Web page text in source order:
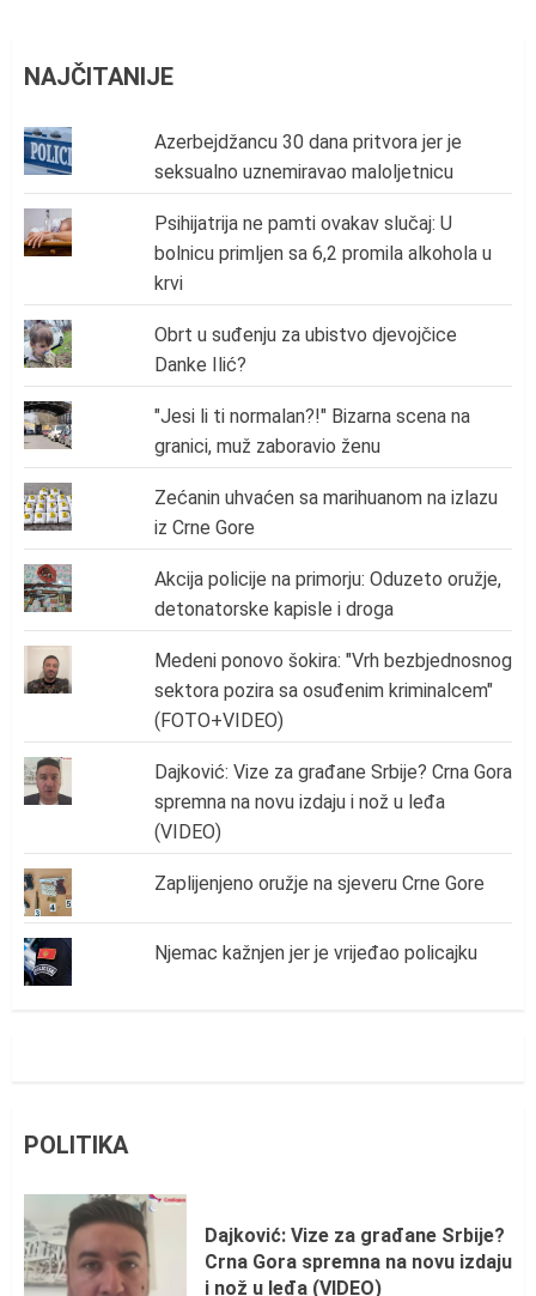
NAJČITANIJE
Azerbejdžancu 30 dana pritvora jer je
seksualno uznemiravao maloljetnicu
Psihijatrija ne pamti ovakav slučaj: U
bolnicu primljen sa 6,2 promila alkohola u
krvi
Obrt u suđenju za ubistvo djevojčice
Danke Ilić?
"Jesi li ti normalan?!" Bizarna scena na
granici, muž zaboravio ženu
Zećanin uhvaćen sa marihuanom na izlazu
iz Crne Gore
Akcija policije na primorju: Oduzeto oružje,
detonatorske kapisle i droga
Medeni ponovo šokira: "Vrh bezbjednosnog
sektora pozira sa osuđenim kriminalcem"
(FOTO+VIDEO)
Dajković: Vize za građane Srbije? Crna Gora
spremna na novu izdaju i nož u leđa
(VIDEO)
Zaplijenjeno oružje na sjeveru Crne Gore
Njemac kažnjen jer je vrijeđao policajku
POLITIKA
Dajković: Vize za građane Srbije?
Crna Gora spremna na novu izdaju
i nož u leđa (VIDEO)